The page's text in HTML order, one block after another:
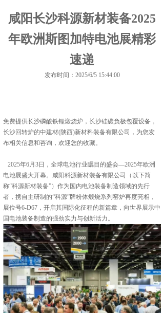
咸阳长沙科源新材装备2025
年欧洲斯图加特电池展精彩
速递
发布时间：2025/6/5 15:44:00
免费提供长沙磷酸铁锂煅烧炉 ，长沙硅碳负极包覆设备，
长沙回转炉的中建材(陕西)新材料装备有限公司，为您发
布相关信息和咨询，欢迎您的收藏。
2025年6月3日，全球电池行业瞩目的盛会—2025年欧洲
电池展盛大开幕。咸阳科源新材装备有限公司（以下简
称“科源新材装备”）作为国内电池装备制造领域的先行
者，携自主研制的“科源”牌粉体煅烧系列窑炉再度亮相，
展位号6-D67，开启其国际化征程的新篇章，向世界展示中
国电池装备制造的强劲实力与创新活力。